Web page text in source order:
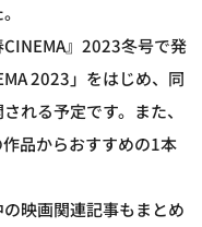
』2023冬号で発
2023」をはじめ、同
れる予定です。また、
作品からおすすめの1本
映画関連記事もまとめ